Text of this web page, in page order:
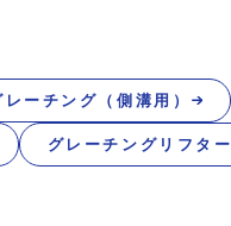
レーチング（側溝用）
グレーチングリフター